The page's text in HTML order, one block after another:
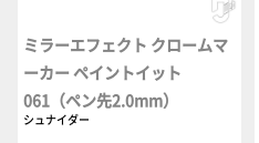
ミラーエフェクト クロームマ
ーカー ペイントイット
061（ペン先2.0mm）
シュナイダー